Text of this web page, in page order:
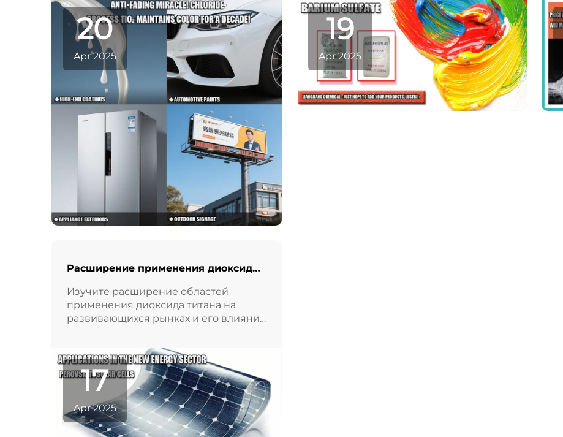
Liangjiang.
20
Apr 2025
19
Apr 2025
Расширение применения диоксида
Изучите расширение областей
применения диоксида титана на
развивающихся рынках и его влияние
событий вместе с Liangjiang.
17
Apr 2025